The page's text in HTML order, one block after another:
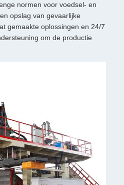
normen voor voedsel- en
opslag van gevaarlijke
gemaakte oplossingen en 24/7
om de productie